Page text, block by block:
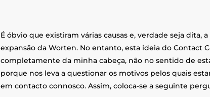
É óbvio que existiram várias causas e, verdade seja dita,
expansão da Worten. No entanto, esta ideia do Contact
completamente da minha cabeça, não no sentido de
porque nos leva a questionar os motivos pelos quais
em contacto connosco. Assim, coloca-se a seguinte